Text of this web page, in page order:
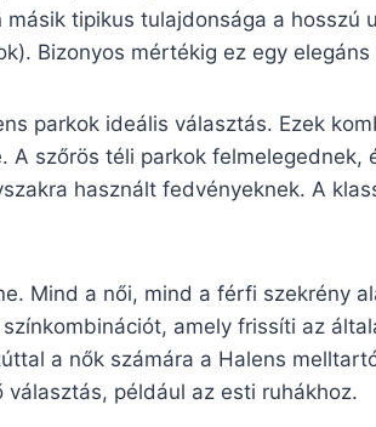
tipikus tulajdonsága a hosszú
Bizonyos mértékig ez egy
parkok ideális választás. Ezek
szőrös téli parkok felmelegednek,
használt fedvényeknek. A
Mind a női, mind a férfi szekrény
amely frissíti az
a nők számára a Halens
például az esti ruhákhoz.